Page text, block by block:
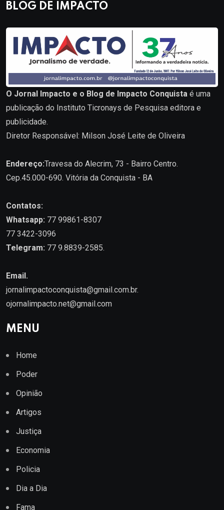
BLOG DE IMPACTO
O Jornal Impacto e o Blog de Impacto Conquista é uma
publicação do Instituto Ticronays de Pesquisa editora e
publicidade.
Diretor Responsável: Milson José Leite de Oliveira
Endereço:Travesa do Alecrim, 73 - Bairro Centro.
Cep.45.000-690. Vitória da Conquista - BA
Contatos:
Whatsapp: 77 99861-8307
77 3422-3096
Telegram: 77 9.8839-2585.
Email.
jornalimpactoconquista@gmail.com.br.
ojornalimpacto.net@gmail.com
MENU
Home
Poder
Opinião
Artigos
Justiça
Economia
Policia
Dia a Dia
Fama